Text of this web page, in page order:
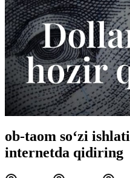
ob-taom so‘zi
internetda qidiring